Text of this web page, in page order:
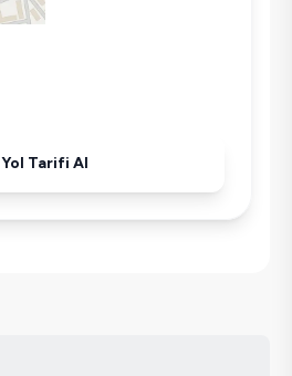
Yol Tarifi Al